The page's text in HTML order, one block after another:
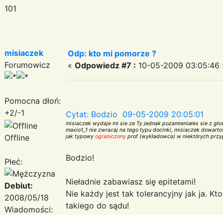
101
misiaczek
Forumowicz
Pomocna dłoń:
+2/-1
Offline
Płeć:
Debiut:
2008/05/18
Wiadomości:
Odp: kto mi pomorze ?
« Odpowiedz #7 : 10-05-2009 03:05:46
Cytat: Bodzio 09-05-2009 20:05:01
misiaczek wydaje mi sie ze Ty jednak pozamieniałes sie z
maxio1_1 nie zwracaj na tego typu docinki, misiaczek
jak typowy ograniczony prof (wykładowca) w niektórych
Bodzio!
Nieładnie zabawiasz się epitetami!
Nie każdy jest tak tolerancyjny jak ja.
takiego do sądu!